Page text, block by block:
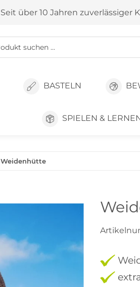
Seit über 10 Jahren zuverlässiger
BASTELN
SPIELEN &
Weidenhütte